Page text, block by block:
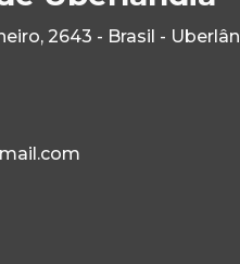
2643 - Brasil -